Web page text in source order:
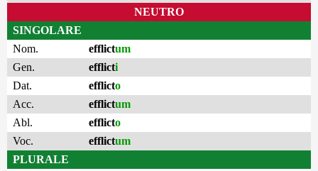
NEUTRO
SINGOLARE
Nom.
efflictum
Gen.
efflicti
Dat.
efflicto
Acc.
efflictum
Abl.
efflicto
Voc.
efflictum
PLURALE